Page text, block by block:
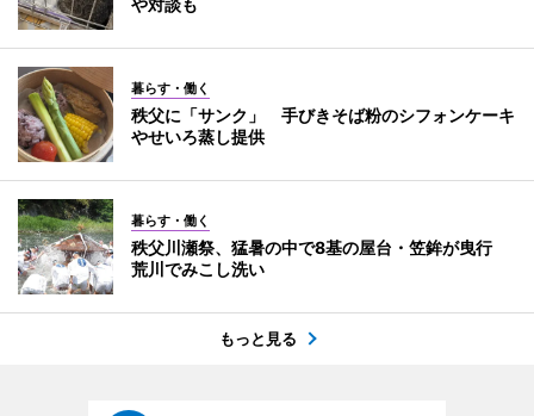
や対談も
暮らす・働く
秩父に「サンク」 手びきそば粉のシフォンケーキ
やせいろ蒸し提供
暮らす・働く
秩父川瀬祭、猛暑の中で8基の屋台・笠鉾が曳行
荒川でみこし洗い
もっと見る